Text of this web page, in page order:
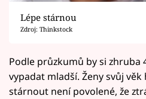
Lépe stárnou
Zdroj: Thinkstock
Podle průzkumů by si zhruba
vypadat mladší. Ženy svůj
stárnout není povolené, že